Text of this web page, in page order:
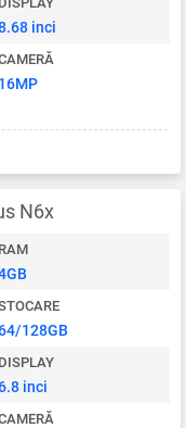
inci
16MP
N6x
RAM
128GB
DISPLAY
inci